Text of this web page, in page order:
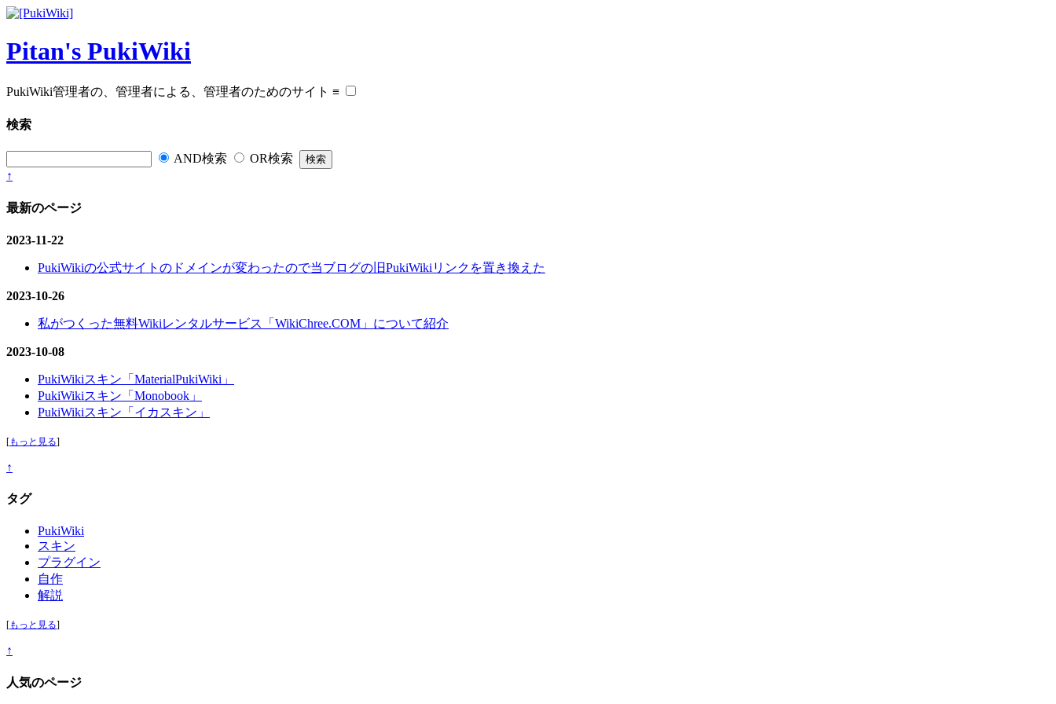
Pitan's PukiWiki
PukiWiki管理者の、管理者による、管理者のためのサイト ≡
検索
AND検索
OR検索
↑
最新のページ
2023-11-22
PukiWikiの公式サイトのドメインが変わったので当ブログの旧PukiWikiリンクを置き換えた
2023-10-26
私がつくった無料Wikiレンタルサービス「WikiChree.COM」について紹介
2023-10-08
PukiWikiスキン「MaterialPukiWiki」
PukiWikiスキン「Monobook」
PukiWikiスキン「イカスキン」
[もっと見る]
↑
タグ
PukiWiki
スキン
プラグイン
自作
解説
[もっと見る]
↑
人気のページ